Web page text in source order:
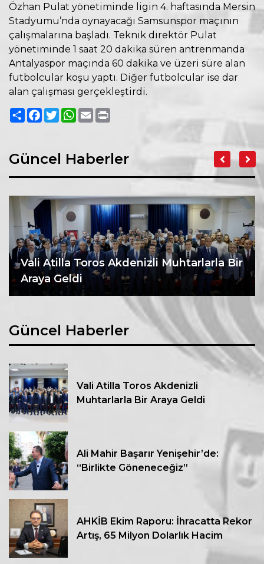
Özhan Pulat yönetiminde ligin 4. haftasında Mersin
Stadyumu’nda oynayacağı Samsunspor maçının
çalışmalarına başladı. Teknik direktör Pulat
yönetiminde 1 saat 20 dakika süren antrenmanda
Antalyaspor maçında 60 dakika ve üzeri süre alan
futbolcular koşu yaptı. Diğer futbolcular ise dar
alan çalışması gerçekleştirdi.
PaylaşFacebook
TwitterWhatsApp
Email
Güncel Haberler
Vali Atilla Toros Akdenizli Muhtarlarla Bir
Araya Geldi
Güncel Haberler
Vali Atilla Toros Akdenizli
Muhtarlarla Bir Araya Geldi
Ali Mahir Başarır Yenişehir’de:
“Birlikte Göneneceğiz”
AHKİB Ekim Raporu: İhracatta Rekor
Artış, 65 Milyon Dolarlık Hacim